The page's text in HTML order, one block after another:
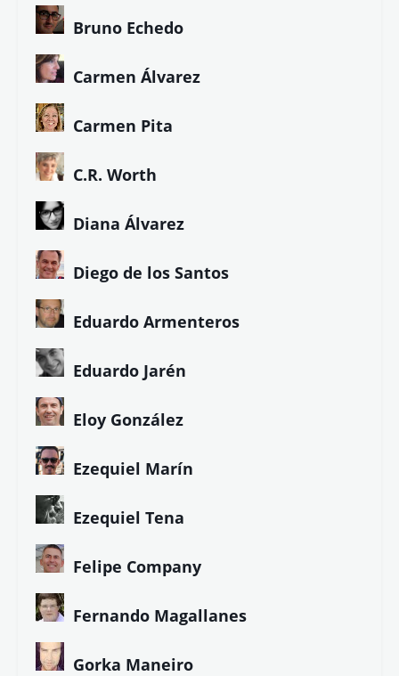
Bruno Echedo
Carmen Álvarez
Carmen Pita
C.R. Worth
Diana Álvarez
Diego de los Santos
Eduardo Armenteros
Eduardo Jarén
Eloy González
Ezequiel Marín
Ezequiel Tena
Felipe Company
Fernando Magallanes
Gorka Maneiro